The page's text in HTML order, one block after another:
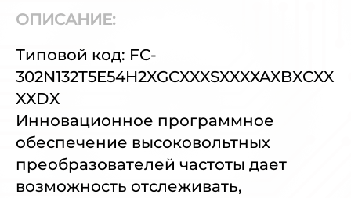
ОПИСАНИЕ:
Типовой код: FC-
302N132T5E54H2XGCXXXSXXXXAXBXCXX
XXDX
Инновационное программное
обеспечение высоковольтных
преобразователей частоты дает
возможность отслеживать,